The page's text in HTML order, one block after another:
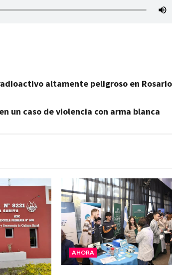
altamente peligroso en Rosario
un caso de violencia con arma blanca
AHORA